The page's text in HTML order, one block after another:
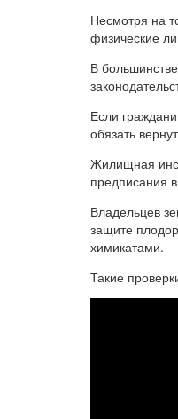
Несмотря на
физические
В
Если
обязать
Жилищная
предписания
Владельцев
защите
химикатами.
Такие